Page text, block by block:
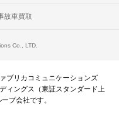
故車買取
Co., LTD.
ブリカコミュニケーションズ
ィングス（東証スタンダード上
プ会社です。